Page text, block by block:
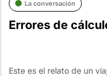
La conversación
Errores de
Este es el relato de un